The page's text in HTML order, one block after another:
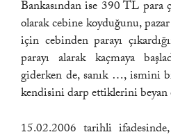
Bankasından ise 390 TL para
olarak cebine koyduğunu,
için cebinden parayı
parayı alarak kaçmaya
giderken de, sanık …, ismini
kendisini darp ettiklerini beyan
15.02.2006 tarihli